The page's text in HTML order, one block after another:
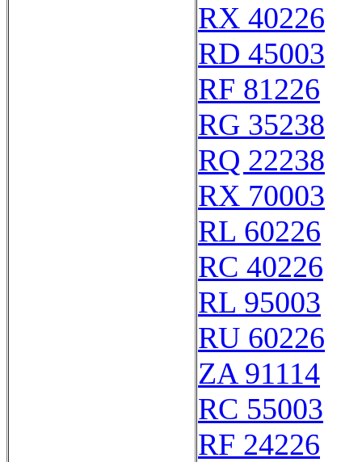
RX 40226
RD 45003
RF 81226
RG 35238
RQ 22238
RX 70003
RL 60226
RC 40226
RL 95003
RU 60226
ZA 91114
RC 55003
RF 24226